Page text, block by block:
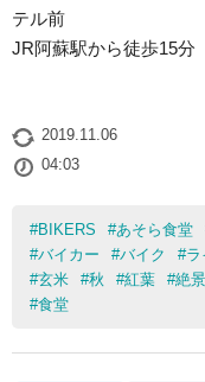
テル前
JR阿蘇駅から徒歩15分
2019.11.06
04:03
#BIKERS #あそら食堂
#バイカー #バイク #ラ
#玄米 #秋 #紅葉 #絶景
#食堂